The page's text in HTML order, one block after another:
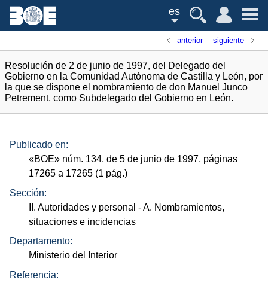
es
anterior siguiente
Resolución de 2 de junio de 1997, del Delegado del
Gobierno en la Comunidad Autónoma de Castilla y León, por
la que se dispone el nombramiento de don Manuel Junco
Petrement, como Subdelegado del Gobierno en León.
Publicado en:
«BOE» núm. 134, de 5 de junio de 1997, páginas
17265 a 17265 (1 pág.)
Sección:
II. Autoridades y personal - A. Nombramientos,
situaciones e incidencias
Departamento:
Ministerio del Interior
Referencia: